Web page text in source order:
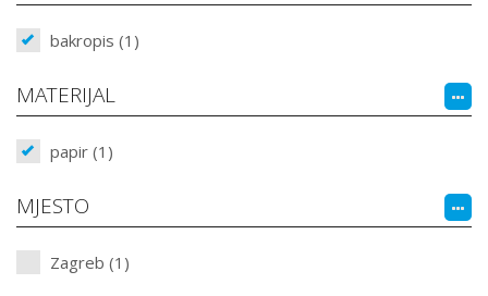
bakropis (1)
MATERIJAL
papir (1)
MJESTO
Zagreb (1)